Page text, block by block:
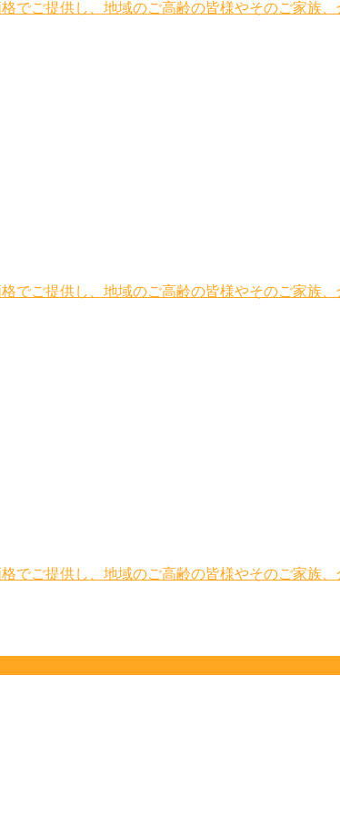
でご提供し、地域のご高齢の皆様やそのご家族
でご提供し、地域のご高齢の皆様やそのご家族
でご提供し、地域のご高齢の皆様やそのご家族